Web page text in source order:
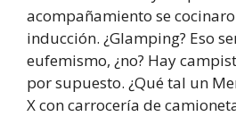
acompañamiento se
inducción. ¿Glamping? Eso
eufemismo, ¿no? Hay
por supuesto. ¿Qué tal un
X con carrocería de